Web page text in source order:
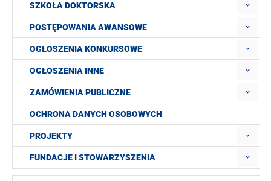
SZKOŁA DOKTORSKA
POSTĘPOWANIA AWANSOWE
OGŁOSZENIA KONKURSOWE
OGŁOSZENIA INNE
ZAMÓWIENIA PUBLICZNE
OCHRONA DANYCH OSOBOWYCH
PROJEKTY
FUNDACJE I STOWARZYSZENIA